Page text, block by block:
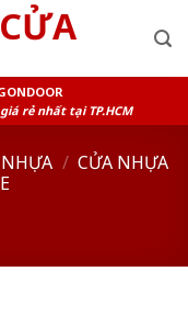
rẻ nhất tại TP.HCM
/ CỬA NHỰA